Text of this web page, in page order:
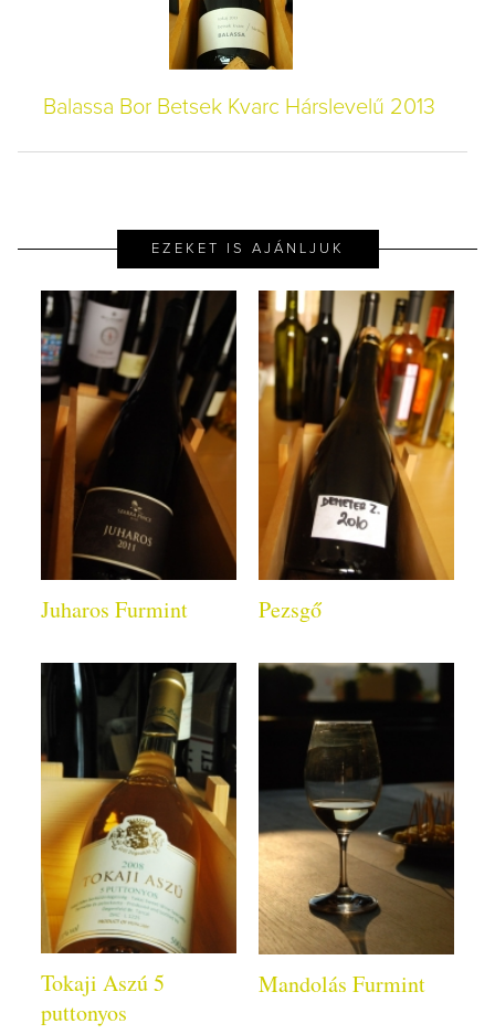
Balassa Bor Betsek Kvarc Hárslevelű 2013
EZEKET IS AJÁNLJUK
Juharos Furmint Pezsgő
Tokaji Aszú 5
puttonyos
Mandolás Furmint